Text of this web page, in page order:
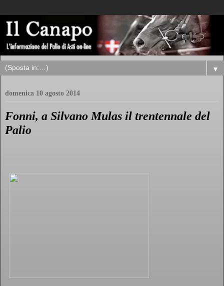
▼
domenica 10 agosto 2014
Fonni, a Silvano Mulas il trentennale del
Palio